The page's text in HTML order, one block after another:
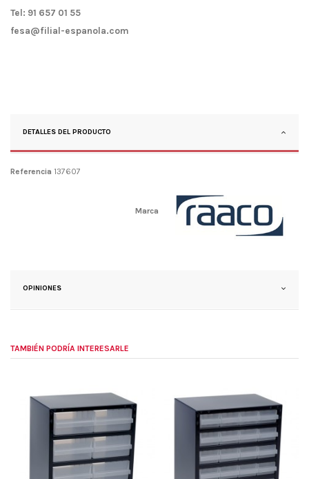
Tel: 91 657 01 55
fesa@filial-espanola.com
DETALLES DEL PRODUCTO
Marca
Referencia 137607
OPINIONES
TAMBIÉN PODRÍA INTERESARLE